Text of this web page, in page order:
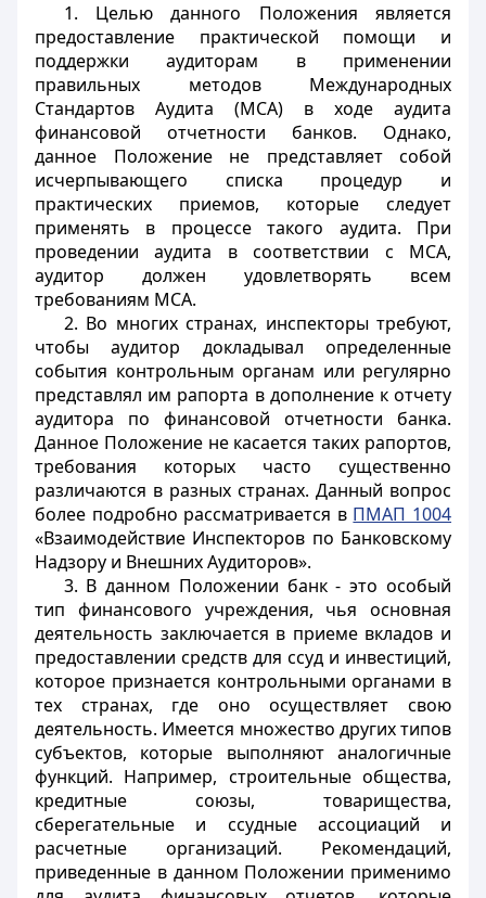
1. Целью данного Положения является
предоставление практической помощи и
поддержки аудиторам в применении
правильных методов Международных
Стандартов Аудита (МСА) в ходе аудита
финансовой отчетности банков. Однако,
данное Положение не представляет собой
исчерпывающего списка процедур и
практических приемов, которые следует
применять в процессе такого аудита. При
проведении аудита в соответствии с МСА,
аудитор должен удовлетворять всем
требованиям МСА.
2. Во многих странах, инспекторы требуют,
чтобы аудитор докладывал определенные
события контрольным органам или регулярно
представлял им рапорта в дополнение к отчету
аудитора по финансовой отчетности банка.
Данное Положение не касается таких рапортов,
требования которых часто существенно
различаются в разных странах. Данный вопрос
более подробно рассматривается в ПМАП 1004
«Взаимодействие Инспекторов по Банковскому
Надзору и Внешних Аудиторов».
3. В данном Положении банк - это особый
тип финансового учреждения, чья основная
деятельность заключается в приеме вкладов и
предоставлении средств для ссуд и инвестиций,
которое признается контрольными органами в
тех странах, где оно осуществляет свою
деятельность. Имеется множество других типов
субъектов, которые выполняют аналогичные
функций. Например, строительные общества,
кредитные союзы, товарищества,
сберегательные и ссудные ассоциаций и
расчетные организаций. Рекомендаций,
приведенные в данном Положении применимо